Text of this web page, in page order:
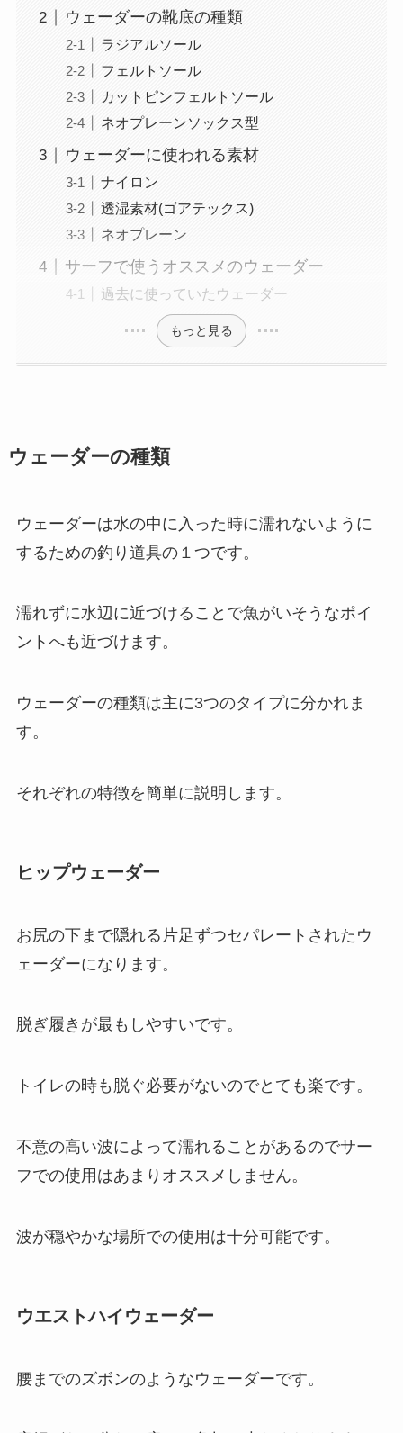
ウェーダーの靴底の種類
ラジアルソール
フェルトソール
カットピンフェルトソール
ネオプレーンソックス型
ウェーダーに使われる素材
ナイロン
透湿素材(ゴアテックス)
ネオプレーン
サーフで使うオススメのウェーダー
過去に使っていたウェーダー
もっと見る
ウェーダーの種類
ウェーダーは水の中に入った時に濡れないように
するための釣り道具の１つです。
濡れずに水辺に近づけることで魚がいそうなポイ
ントへも近づけます。
ウェーダーの種類は主に3つのタイプに分かれま
す。
それぞれの特徴を簡単に説明します。
ヒップウェーダー
お尻の下まで隠れる片足ずつセパレートされたウ
ェーダーになります。
脱ぎ履きが最もしやすいです。
トイレの時も脱ぐ必要がないのでとても楽です。
不意の高い波によって濡れることがあるのでサー
フでの使用はあまりオススメしません。
波が穏やかな場所での使用は十分可能です。
ウエストハイウェーダー
腰までのズボンのようなウェーダーです。